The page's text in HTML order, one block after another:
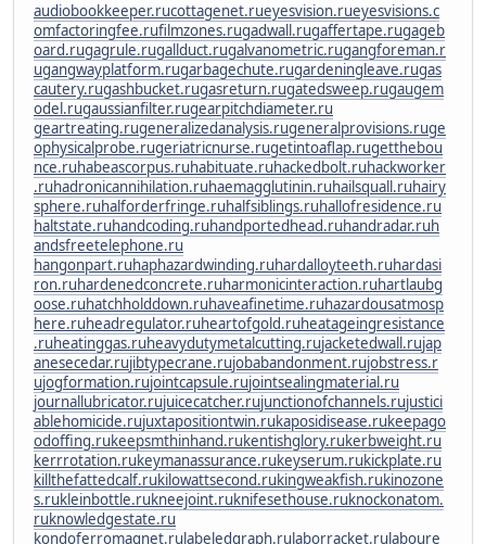
audiobookkeeper.rucottagenet.rueyesvision.rueyesvisions.c
omfactoringfee.rufilmzones.rugadwall.rugaffertape.rugageb
oard.rugagrule.rugallduct.rugalvanometric.rugangforeman.r
ugangwayplatform.rugarbagechute.rugardeningleave.rugas
cautery.rugashbucket.rugasreturn.rugatedsweep.rugaugem
odel.rugaussianfilter.rugearpitchdiameter.ru
geartreating.rugeneralizedanalysis.rugeneralprovisions.ruge
ophysicalprobe.rugeriatricnurse.rugetintoaflap.rugetthebou
nce.ruhabeascorpus.ruhabituate.ruhackedbolt.ruhackworker
.ruhadronicannihilation.ruhaemagglutinin.ruhailsquall.ruhairy
sphere.ruhalforderfringe.ruhalfsiblings.ruhallofresidence.ru
haltstate.ruhandcoding.ruhandportedhead.ruhandradar.ruh
andsfreetelephone.ru
hangonpart.ruhaphazardwinding.ruhardalloyteeth.ruhardasi
ron.ruhardenedconcrete.ruharmonicinteraction.ruhartlaubg
oose.ruhatchholddown.ruhaveafinetime.ruhazardousatmosp
here.ruheadregulator.ruheartofgold.ruheatageingresistance
.ruheatinggas.ruheavydutymetalcutting.rujacketedwall.rujap
anesecedar.rujibtypecrane.rujobabandonment.rujobstress.r
ujogformation.rujointcapsule.rujointsealingmaterial.ru
journallubricator.rujuicecatcher.rujunctionofchannels.rujustici
ablehomicide.rujuxtapositiontwin.rukaposidisease.rukeepago
odoffing.rukeepsmthinhand.rukentishglory.rukerbweight.ru
kerrrotation.rukeymanassurance.rukeyserum.rukickplate.ru
killthefattedcalf.rukilowattsecond.rukingweakfish.rukinozone
s.rukleinbottle.rukneejoint.ruknifesethouse.ruknockonatom.
ruknowledgestate.ru
kondoferromagnet.rulabeledgraph.rulaborracket.rulaboure